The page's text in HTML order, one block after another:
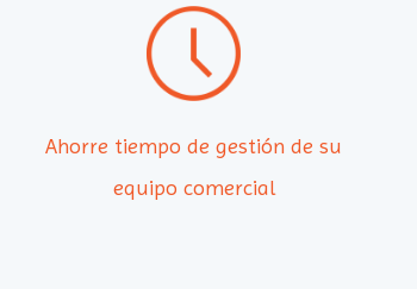
Ahorre tiempo de gestión de su
equipo comercial